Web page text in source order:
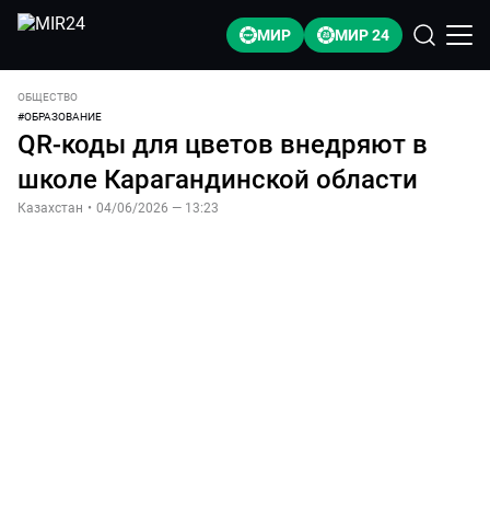
МИР МИР 24
ОБЩЕСТВО
#ОБРАЗОВАНИЕ
QR-коды для цветов внедряют в
школе Карагандинской области
Казахстан • 04/06/2026 — 13:23